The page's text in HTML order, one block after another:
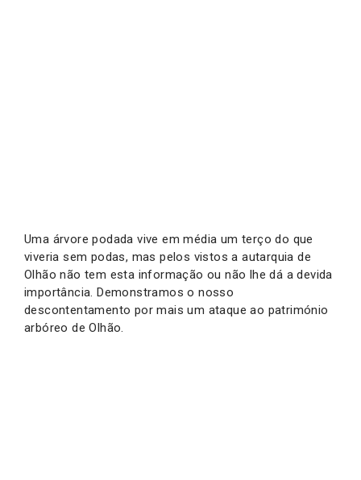
Uma árvore podada vive em média um terço do que
viveria sem podas, mas pelos vistos a autarquia de
Olhão não tem esta informação ou não lhe dá a devida
importância. Demonstramos o nosso
descontentamento por mais um ataque ao património
arbóreo de Olhão.